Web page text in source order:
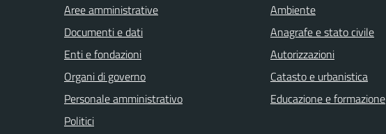
Aree amministrative
Documenti e dati
Enti e fondazioni
Organi di governo
Personale amministrativo
Politici
Ambiente
Anagrafe e stato civile
Autorizzazioni
Catasto e urbanistica
Educazione e formazione